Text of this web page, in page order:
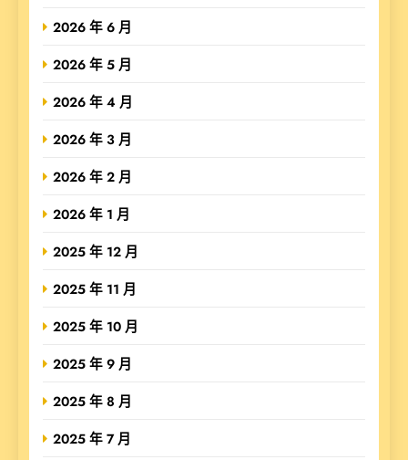
2026 年 6 月
2026 年 5 月
2026 年 4 月
2026 年 3 月
2026 年 2 月
2026 年 1 月
2025 年 12 月
2025 年 11 月
2025 年 10 月
2025 年 9 月
2025 年 8 月
2025 年 7 月